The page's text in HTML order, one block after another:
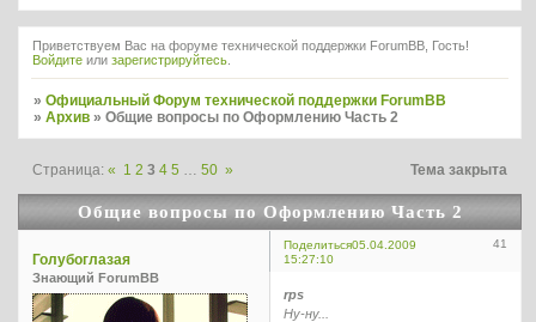
Приветствуем Вас на форуме технической поддержки ForumBB, Гость!
Войдите или зарегистрируйтесь
»Официальный Форум технической поддержки ForumBB
»Архив »Общие вопросы по Оформлению Часть 2
Общие вопросы по Оформлению Часть 2
Страница:« 1 2 3 4 5 … 50 » Тема закрыта
Поделиться 41
05.04.2009
15:27:10
Голубоглазая
Знающий ForumBB
rps
Ну-ну...